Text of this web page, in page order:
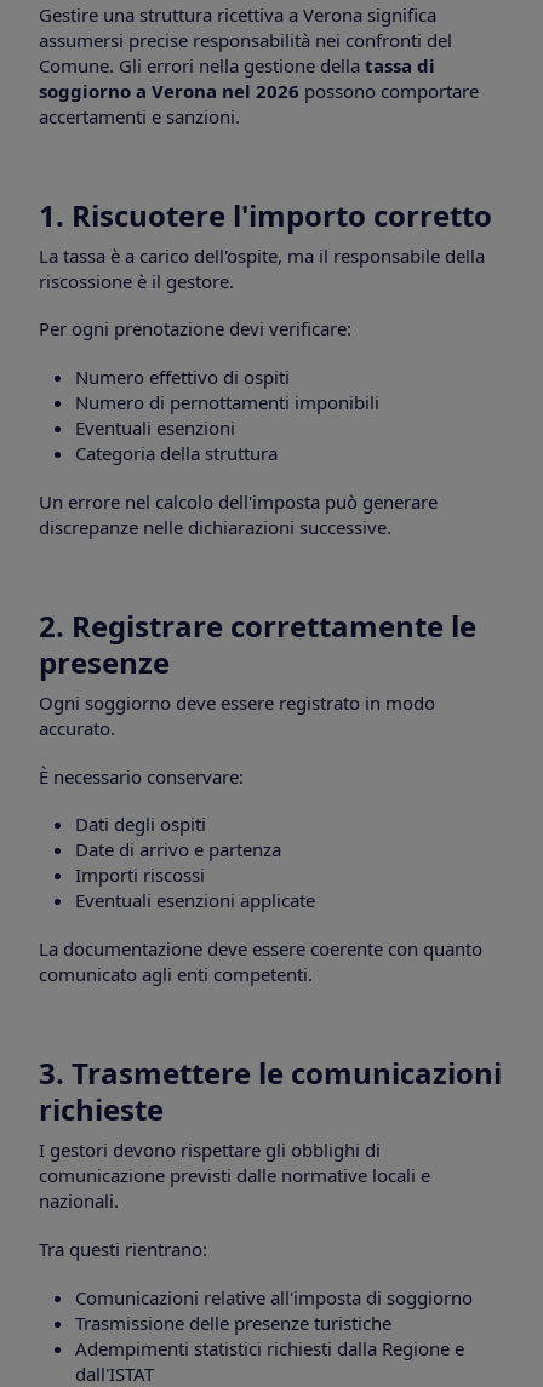
Gestire una struttura ricettiva a Verona significa
assumersi precise responsabilità nei confronti del
Comune. Gli errori nella gestione della tassa di
soggiorno a Verona nel 2026 possono comportare
accertamenti e sanzioni.
1. Riscuotere l'importo corretto
La tassa è a carico dell'ospite, ma il responsabile della
riscossione è il gestore.
Per ogni prenotazione devi verificare:
Numero effettivo di ospiti
Numero di pernottamenti imponibili
Eventuali esenzioni
Categoria della struttura
Un errore nel calcolo dell'imposta può generare
discrepanze nelle dichiarazioni successive.
2. Registrare correttamente le
presenze
Ogni soggiorno deve essere registrato in modo
accurato.
È necessario conservare:
Dati degli ospiti
Date di arrivo e partenza
Importi riscossi
Eventuali esenzioni applicate
La documentazione deve essere coerente con quanto
comunicato agli enti competenti.
3. Trasmettere le comunicazioni
richieste
I gestori devono rispettare gli obblighi di
comunicazione previsti dalle normative locali e
nazionali.
Tra questi rientrano:
Comunicazioni relative all'imposta di soggiorno
Trasmissione delle presenze turistiche
Adempimenti statistici richiesti dalla Regione e
dall'ISTAT